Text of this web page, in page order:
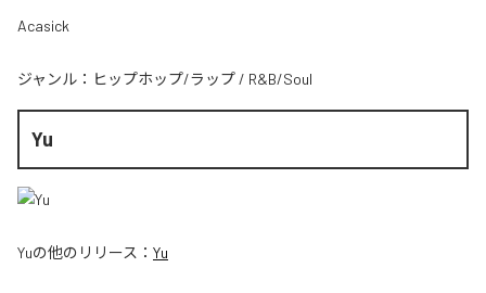
Acasick
ジャンル： ヒップホップ/ラップ / R&B/Soul
Yu
Yuの他のリリース： Yu